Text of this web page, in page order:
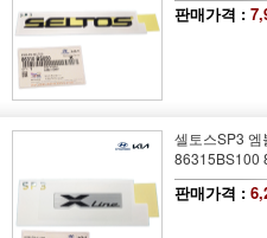
판매가격 :
셀토스SP3 엠
86315BS100
판매가격 :